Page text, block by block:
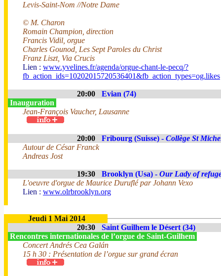
Levis-Saint-Nom //Notre Dame
© M. Charon
Romain Champion, direction
Francis Vidil, orgue
Charles Gounod, Les Sept Paroles du Christ
Franz Liszt, Via Crucis
Lien : www.yvelines.fr/agenda/orgue-chant-le-pecq/?
fb_action_ids=10202015720536401&fb_action_types=og.likes
20:00
Evian (74)
Inauguration
Jean-François Vaucher, Lausanne
20:00 Fribourg (Suisse) - Collège St
Autour de César Franck
Andreas Jost
19:30 Brooklyn (Usa) - Our Lady of
L'oeuvre d'orgue de Maurice Duruflé par Johann Vexo
Lien : www.olrbrooklyn.org
Jeudi 1 Mai 2014
20:30
Saint Guilhem le Désert (34)
Rencontres internationales de l’orgue de Saint-Guilhem
Concert Andrés Cea Galán
15 h 30 : Présentation de l’orgue sur grand écran